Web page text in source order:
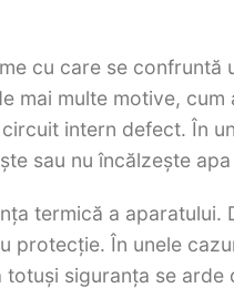
cu care se
mai multe motive,
intern defect. În
sau nu încălzește
termică a
protecție. În unele
siguranța se